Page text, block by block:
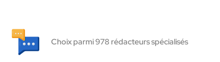
Choix parmi 978 rédacteurs spécialisés